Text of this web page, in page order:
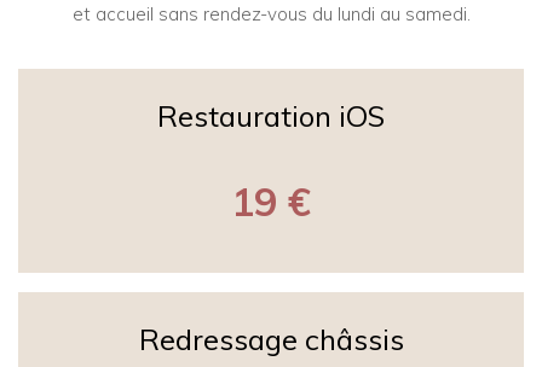
et accueil sans rendez-vous du lundi au samedi.
Restauration iOS
19 €
Redressage châssis